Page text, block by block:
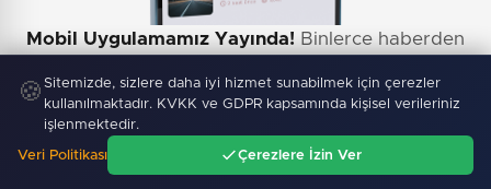
Mobil Uygulamamız Yayında! Binlerce haberden
🍪 Sitemizde, sizlere daha iyi hizmet sunabilmek için çerezler
kullanılmaktadır. KVKK ve GDPR kapsamında kişisel verileriniz
işlenmektedir.
Veri Politikası Çerezlere İzin Ver
Gündem Ara Menü